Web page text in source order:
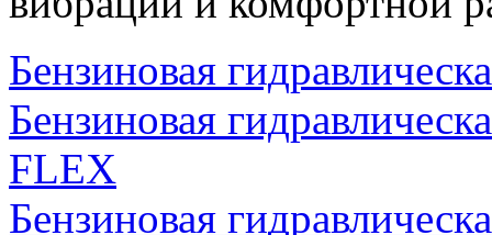
Бензиновая
Бензиновая
FLEX
Бензиновая